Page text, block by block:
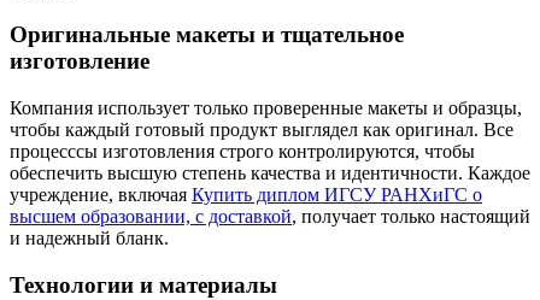
Оригинальные макеты и тщательное
изготовление
Компания использует только проверенные макеты и образцы,
чтобы каждый готовый продукт выглядел как оригинал. Все
процесссы изготовления строго контролируются, чтобы
обеспечить высшую степень качества и идентичности. Каждое
учреждение, включая Купить диплом ИГСУ РАНХиГС о
высшем образовании, с доставкой, получает только настоящий
и надежный бланк.
Технологии и материалы